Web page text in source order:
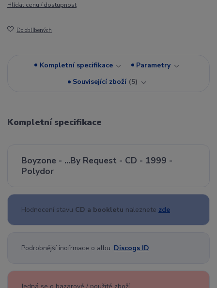
Hlídat cenu / dostupnost
Do oblíbených
Kompletní specifikace
Parametry
Související zboží 5
Kompletní specifikace
Boyzone - ...By Request - CD - 1999 -
Polydor
Hodnocení stavu CD a bookletu naleznete zde
Podrobnější inofrmace o albu: Discogs ID